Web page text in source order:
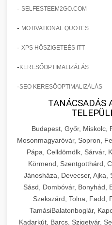
- SELFESTEEM2GO.COM
- MOTIVATIONAL QUOTES
- XPS HŐSZIGETEÉS ITT
- KERESŐOPTIMALIZÁLÁS
-SEO KERESŐOPTIMALIZÁLÁS
TANÁCSADÁS
Budapest, Győr, Miskolc,
Mosonmagyaróvár, Sopron,
Pápa, Celldömölk, Sárvár,
Körmend, Szentgotthárd,
Jánosháza, Devecser, Ajka,
Sásd, Dombóvár, Bonyhád,
Szekszárd, Tolna, Fadd,
TamásiBalatonboglár,
Kadarkút, Barcs, Szigetvár,